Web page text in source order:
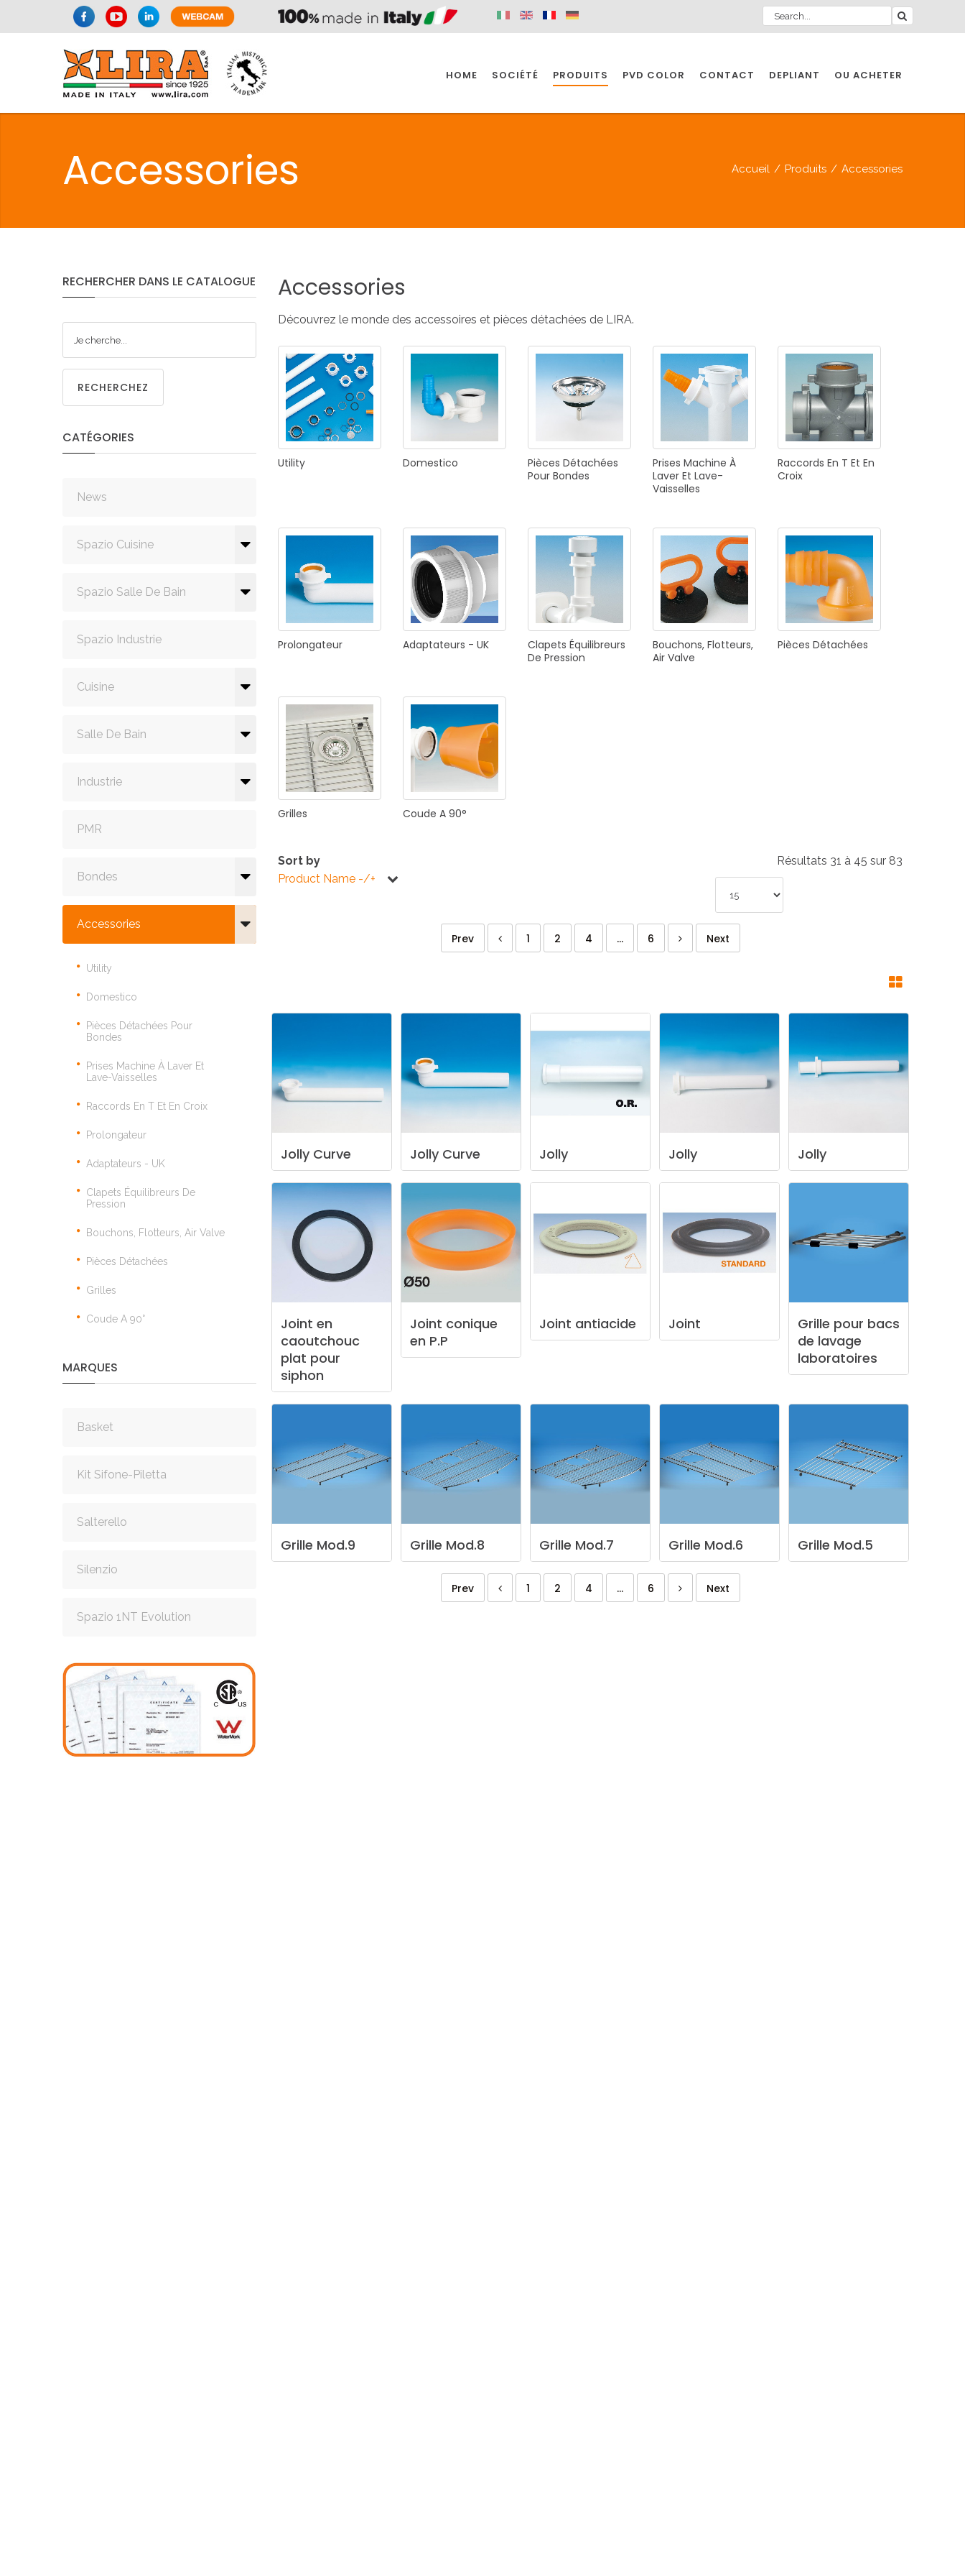
HOME SOCIÉTÉ PRODUITS
SPAZIO CUISINE SPAZIO BAIN SPAZIO INDUSTRIE
PMR BONDES ACCESSORIES
NEWS 2025
PVD COLOR CONTACT DEPLIANT
OU ACHETER
NEWS 2025
Accessories Accueil / Produits / Accessories
RECHERCHER DANS LE CATALOGUE
RECHERCHEZ
CATÉGORIES
News
Spazio Cuisine
Spazio Salle De Bain
Spazio Industrie
Cuisine
Salle De Bain
Industrie
PMR
Bondes
Accessories
Utility
Domestico
Pièces Détachées Pour
Bondes
Prises Machine À Laver Et
Lave-Vaisselles
Raccords En T Et En Croix
Prolongateur
Adaptateurs - UK
Clapets Équilibreurs De
Pression
Bouchons, Flotteurs, Air Valve
Pièces Détachées
Grilles
Coude A 90°
MARQUES
Basket
Kit Sifone-Piletta
Salterello
Silenzio
Spazio 1NT Evolution
Accessories
Découvrez le monde des accessoires et pièces détachées de LIRA.
Utility Domestico Pièces Détachées
Pour Bondes
Prises Machine À
Laver Et Lave-
Vaisselles
Raccords En T Et En
Croix
Prolongateur Adaptateurs - UK Clapets Équilibreurs
De Pression
Bouchons, Flotteurs,
Air Valve
Pièces Détachées
Grilles Coude A 90°
Sort by
Product Name -/+
Résultats 31 à 45 sur 83
Prev 1 2 4 ... 6 Next
Jolly Curve Jolly Curve Jolly Jolly Jolly
Joint en
caoutchouc
plat pour
siphon
Joint conique
en P.P
Joint antiacide Joint Grille pour bacs
de lavage
laboratoires
Grille Mod.9 Grille Mod.8 Grille Mod.7 Grille Mod.6 Grille Mod.5
Prev 1 2 4 ... 6 Next